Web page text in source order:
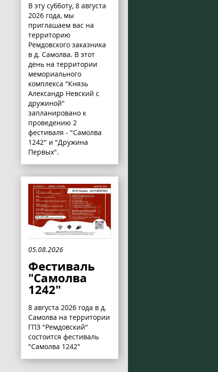
В эту субботу, 8 августа
2026 года, мы
приглашаем вас на
территорию
Ремдовского заказника
в д. Самолва. В этот
день на территории
мемориального
комплекса "Князь
Александр Невский с
дружиной"
запланировано к
проведению 2
фестиваля - "Самолва
1242" и "Дружина
Первых".
05.08.2026
Фестиваль
"Самолва
1242"
8 августа 2026 года в д.
Самолва на территории
ГПЗ "Ремдовский"
состоится фестиваль
"Самолва 1242"